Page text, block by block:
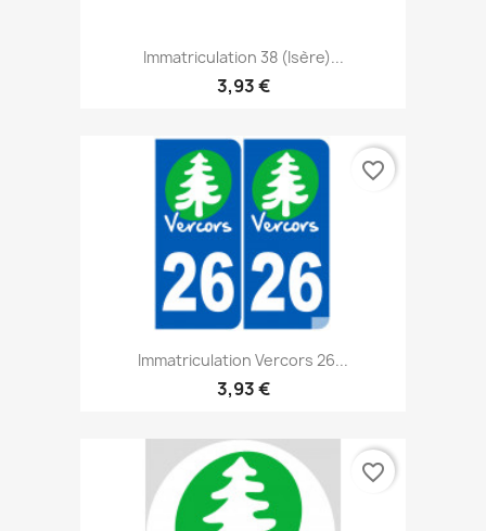
Immatriculation 38 (Isère)...
3,93 €
Immatriculation Vercors 26...
3,93 €
favorite_border
favorite_border